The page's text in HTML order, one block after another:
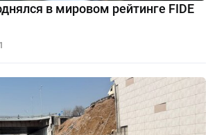
в мировом рейтинге FIDE